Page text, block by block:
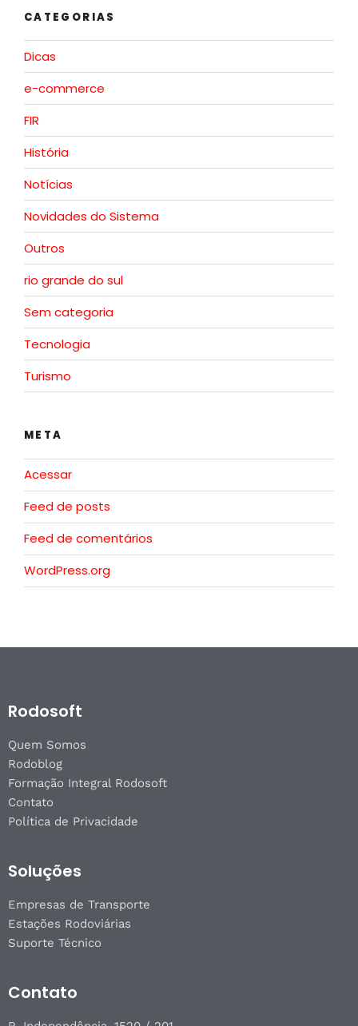
CATEGORIAS
Dicas
e-commerce
FIR
História
Notícias
Novidades do Sistema
Outros
rio grande do sul
Sem categoria
Tecnologia
Turismo
META
Acessar
Feed de posts
Feed de comentários
WordPress.org
Rodosoft
Quem Somos
Rodoblog
Formação Integral Rodosoft
Contato
Política de Privacidade
Soluções
Empresas de Transporte
Estações Rodoviárias
Suporte Técnico
Contato